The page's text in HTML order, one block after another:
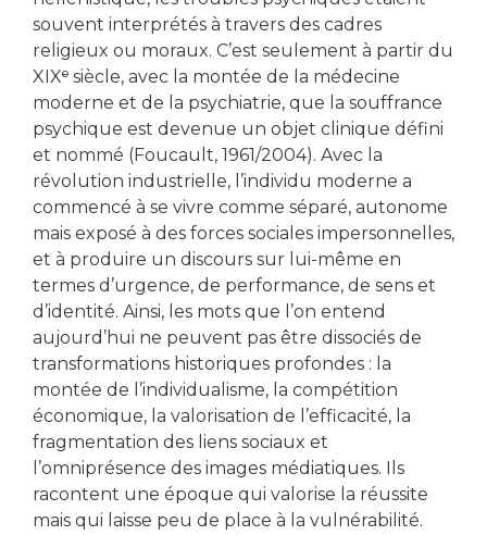
souvent interprétés à travers des cadres
religieux ou moraux. C’est seulement à partir du
XIXᵉ siècle, avec la montée de la médecine
moderne et de la psychiatrie, que la souffrance
psychique est devenue un objet clinique défini
et nommé (Foucault, 1961/2004). Avec la
révolution industrielle, l’individu moderne a
commencé à se vivre comme séparé, autonome
mais exposé à des forces sociales impersonnelles,
et à produire un discours sur lui-même en
termes d’urgence, de performance, de sens et
d’identité. Ainsi, les mots que l’on entend
aujourd’hui ne peuvent pas être dissociés de
transformations historiques profondes : la
montée de l’individualisme, la compétition
économique, la valorisation de l’efficacité, la
fragmentation des liens sociaux et
l’omniprésence des images médiatiques. Ils
racontent une époque qui valorise la réussite
mais qui laisse peu de place à la vulnérabilité.